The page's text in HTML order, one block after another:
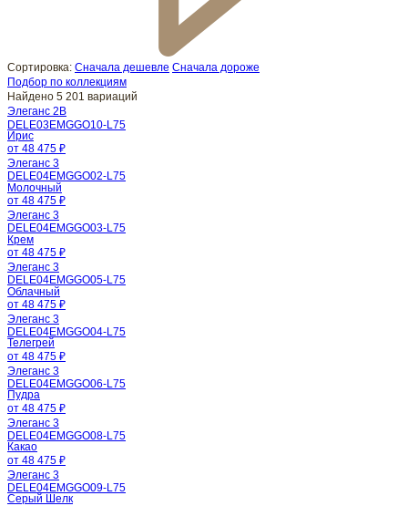
Сортировка: Сначала дешевле Сначала дороже
Подбор по коллекциям
Найдено 5 201 вариаций
Элеганс 2B
DELE03EMGGO10-L75
Ирис
от 48 475 ₽
Элеганс 3
DELE04EMGGO02-L75
Молочный
от 48 475 ₽
Элеганс 3
DELE04EMGGO03-L75
Крем
от 48 475 ₽
Элеганс 3
DELE04EMGGO05-L75
Облачный
от 48 475 ₽
Элеганс 3
DELE04EMGGO04-L75
Телегрей
от 48 475 ₽
Элеганс 3
DELE04EMGGO06-L75
Пудра
от 48 475 ₽
Элеганс 3
DELE04EMGGO08-L75
Какао
от 48 475 ₽
Элеганс 3
DELE04EMGGO09-L75
Серый Шелк